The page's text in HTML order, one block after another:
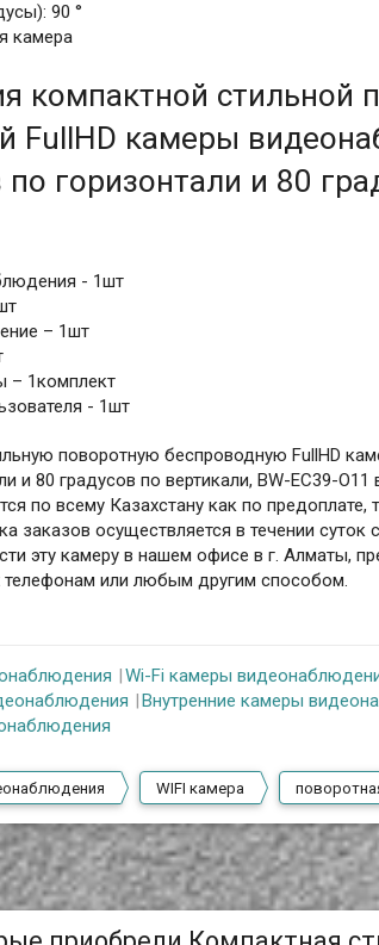
90 °
камера
компактной стильной
FullHD камеры
по горизонтали и 80
- 1шт
– 1шт
– 1комплект
- 1шт
поворотную беспроводную FullHD
и 80 градусов по вертикали, BW-EC39-
по всему Казахстану как по
заказов осуществляется в течении
эту камеру в нашем офисе в г. Алматы,
телефонам или любым другим способом.
Wi-Fi камеры
Внутренние камеры
WIFI камера